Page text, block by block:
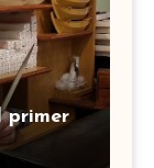
primer